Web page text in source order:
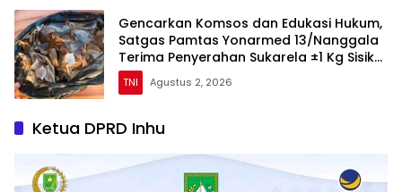
Gencarkan Komsos dan Edukasi Hukum,
Satgas Pamtas Yonarmed 13/Nanggala
Terima Penyerahan Sukarela ±1 Kg Sisik
Trenggiling dari Warga Perbatasan
TNI Agustus 2, 2026
Ketua DPRD Inhu